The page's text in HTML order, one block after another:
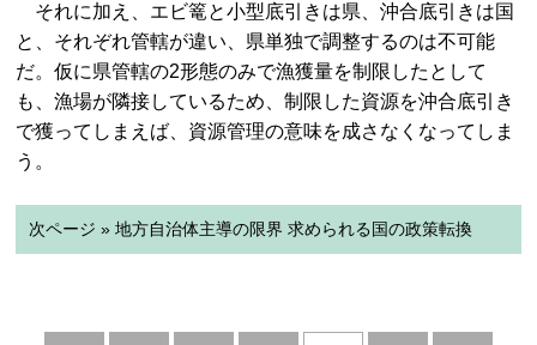
それに加え、エビ篭と小型底引きは県、沖合底引きは国
と、それぞれ管轄が違い、県単独で調整するのは不可能
だ。仮に県管轄の2形態のみで漁獲量を制限したとして
も、漁場が隣接しているため、制限した資源を沖合底引き
で獲ってしまえば、資源管理の意味を成さなくなってしま
う。
次ページ » 地方自治体主導の限界 求められる国の政策転換